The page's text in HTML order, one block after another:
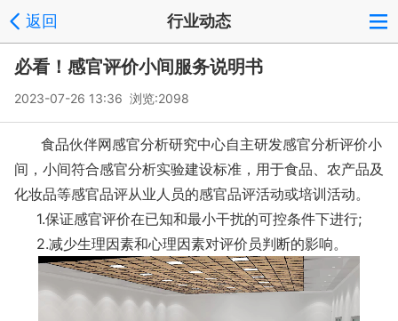
返回 行业动态
必看！感官评价小间服务说明书
2023-07-26 13:36 浏览:2098
食品伙伴网感官分析研究中心自主研发感官分析评价小
间，小间符合感官分析实验建设标准，用于食品、农产品及
化妆品等感官品评从业人员的感官品评活动或培训活动。
1.保证感官评价在已知和最小干扰的可控条件下进行;
2.减少生理因素和心理因素对评价员判断的影响。